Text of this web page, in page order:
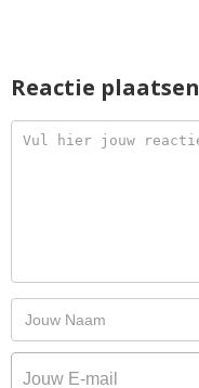
Reactie plaatsen